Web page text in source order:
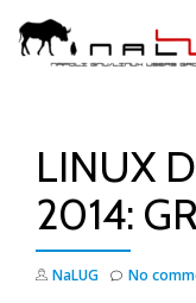
Skip
LINUX
2014:
NaLUG No